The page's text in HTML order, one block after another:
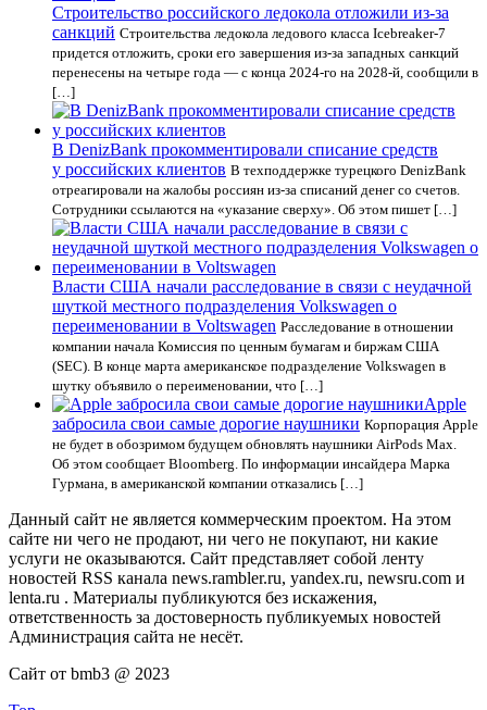
Строительство российского ледокола отложили из-за
санкций Строительства ледокола ледового класса Icebreaker-7
придется отложить, сроки его завершения из-за западных санкций
перенесены на четыре года — с конца 2024-го на 2028-й, сообщили в
[…]
В DenizBank прокомментировали списание средств
у российских клиентов В техподдержке турецкого DenizBank
отреагировали на жалобы россиян из-за списаний денег со счетов.
Сотрудники ссылаются на «указание сверху». Об этом пишет […]
Власти США начали расследование в связи с неудачной
шуткой местного подразделения Volkswagen о
переименовании в Voltswagen Расследование в отношении
компании начала Комиссия по ценным бумагам и биржам США
(SEC). В конце марта американское подразделение Volkswagen в
шутку объявило о переименовании, что […]
Apple
забросила свои самые дорогие наушники Корпорация Apple
не будет в обозримом будущем обновлять наушники AirPods Max.
Об этом сообщает Bloomberg. По информации инсайдера Марка
Гурмана, в американской компании отказались […]
Данный сайт не является коммерческим проектом. На этом
сайте ни чего не продают, ни чего не покупают, ни какие
услуги не оказываются. Сайт представляет собой ленту
новостей RSS канала news.rambler.ru, yandex.ru, newsru.com и
lenta.ru . Материалы публикуются без искажения,
ответственность за достоверность публикуемых новостей
Администрация сайта не несёт.
Сайт от bmb3 @ 2023